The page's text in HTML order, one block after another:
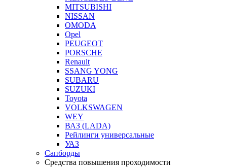
MITSUBISHI
NISSAN
OMODA
Opel
PEUGEOT
PORSCHE
Renault
SSANG YONG
SUBARU
SUZUKI
Toyota
VOLKSWAGEN
WEY
ВАЗ (LADA)
Рейлинги универсальные
УАЗ
Сапборды
Средства повышения проходимости